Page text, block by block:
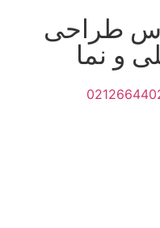
طراحی
و نما